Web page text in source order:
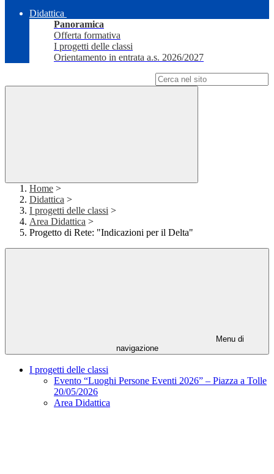
Didattica
Panoramica
Offerta formativa
I progetti delle classi
Orientamento in entrata a.s. 2026/2027
Home >
Didattica >
I progetti delle classi >
Area Didattica >
Progetto di Rete: "Indicazioni per il Delta"
Menu di
navigazione
I progetti delle classi
Evento “Luoghi Persone Eventi 2026” – Piazza a Tolle
20/05/2026
Area Didattica